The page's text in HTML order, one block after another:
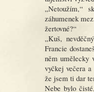
„Netoužím,“
záhumenek
žertovné?“
„Kuš,
Francie
něm umělecky
vyčkej večera
že jsem ti dar
Nebe bylo